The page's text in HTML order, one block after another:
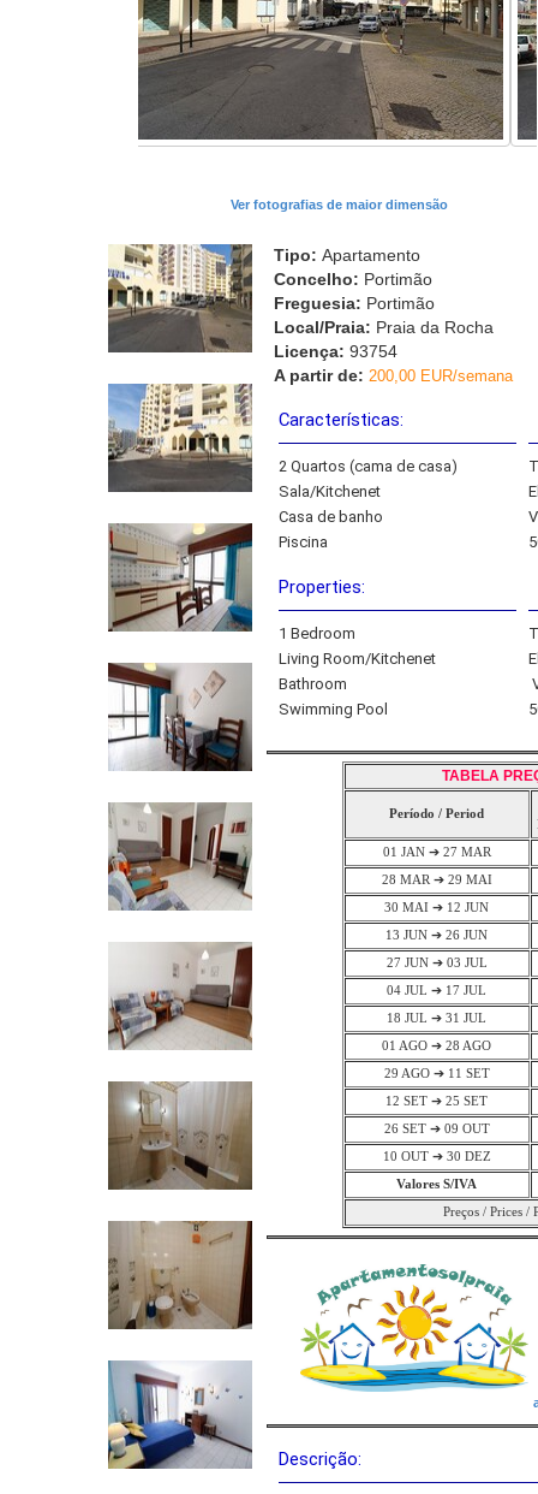
Ver fotografias de maior dimensão
Tipo: Apartamento
Concelho: Portimão
Freguesia: Portimão
Local/Praia: Praia da Rocha
Licença: 93754
A partir de: 200,00 EUR/semana
Características:
2 Quartos (cama de casa)
Sala/Kitchenet
Casa de banho
Piscina
Properties:
1 Bedroom
Living Room/Kitchenet
Bathroom
Swimming Pool
TABELA
Período / Period
01 JAN ➔ 27 MAR
28 MAR ➔ 29 MAI
30 MAI ➔ 12 JUN
13 JUN ➔ 26 JUN
27 JUN ➔ 03 JUL
04 JUL ➔ 17 JUL
18 JUL ➔ 31 JUL
01 AGO ➔ 28 AGO
29 AGO ➔ 11 SET
12 SET ➔ 25 SET
26 SET ➔ 09 OUT
10 OUT ➔ 30 DEZ
Valores S/IVA
Preços / Prices /
Descrição: